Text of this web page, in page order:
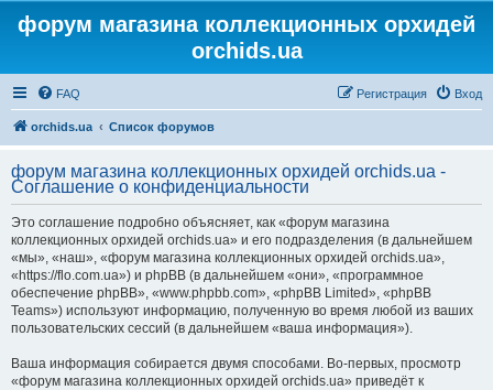
форум магазина коллекционных орхидей
orchids.ua
FAQ Вход
Регистрация
orchids.ua Список форумов
форум магазина коллекционных орхидей orchids.ua -
Соглашение о конфиденциальности
Это соглашение подробно объясняет, как «форум магазина
коллекционных орхидей orchids.ua» и его подразделения (в дальнейшем
«мы», «наш», «форум магазина коллекционных орхидей orchids.ua»,
«https://flo.com.ua») и phpBB (в дальнейшем «они», «программное
обеспечение phpBB», «www.phpbb.com», «phpBB Limited», «phpBB
Teams») используют информацию, полученную во время любой из ваших
пользовательских сессий (в дальнейшем «ваша информация»).
Ваша информация собирается двумя способами. Во-первых, просмотр
«форум магазина коллекционных орхидей orchids.ua» приведёт к